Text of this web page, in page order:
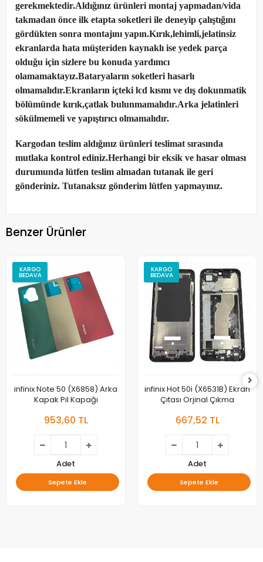
gerekmektedir.Aldığınız ürünleri montaj yapmadan/vida
takmadan önce ilk etapta soketleri ile deneyip çalıştığını
gördükten sonra montajını yapın.Kırık,lehimli,jelatinsiz
ekranlarda hata müşteriden kaynaklı ise yedek parça
olduğu için sizlere bu konuda yardımcı
olamamaktayız.Bataryaların soketleri hasarlı
olmamalıdır.Ekranların içteki lcd kısmı ve dış dokunmatik
bölümünde kırık,çatlak bulunmamalıdır.Arka jelatinleri
sökülmemeli ve yapıştırıcı olmamalıdır.
Kargodan teslim aldığınız ürünleri teslimat sırasında
mutlaka kontrol ediniz.Herhangi bir eksik ve hasar olması
durumunda lütfen teslim almadan tutanak ile geri
gönderiniz. Tutanaksız gönderim lütfen yapmayınız.
Benzer Ürünler
KARGO
BEDAVA
infinix Note 50 (X6858) Arka
Kapak Pil Kapağı
953,60 TL
Adet
Sepete Ekle
KARGO
BEDAVA
infinix Hot 50i (X6531B) Ekran
Çıtası Orjinal Çıkma
667,52 TL
Adet
Sepete Ekle